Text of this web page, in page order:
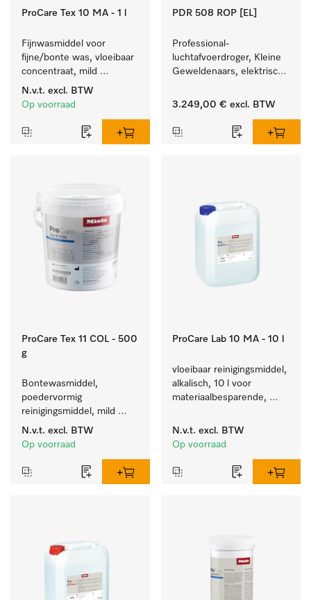
ProCare Tex 10 MA - 1 l
Fijnwasmiddel voor
fijne/bonte was, vloeibaar
concentraat, mild
alkalisch, 1 l voor het
reinigen van bonte was
N.v.t. excl. BTW
Op voorraad
PDR 508 ROP [EL]
Professional-
luchtafvoerdroger, Kleine
Geweldenaars, elektrisch
programma's. Prestatie
3.249,00 € excl. BTW
ProCare Tex 11 COL - 500
g
Bontewasmiddel,
poedervormig
reinigingsmiddel, mild
alkalisch, 500 kg voor
behoud van kleur en
was.
N.v.t. excl. BTW
Op voorraad
ProCare Lab 10 MA - 10 l
vloeibaar reinigingsmiddel,
alkalisch, 10 l voor
materiaalbesparende,
laboratoriumglasw. en -
gerei.
N.v.t. excl. BTW
Op voorraad